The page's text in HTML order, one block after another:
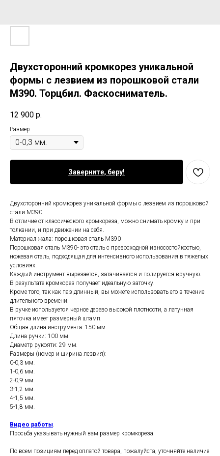
Двухсторонний кромкорез уникальной
формы с лезвием из порошковой стали
М390. Торцбил. Фаскосниматель.
12 900 р.
Размер
Заверните, беру!
Двухсторонний кромкорез уникальной формы с лезвием из порошковой
стали М390
В отличие от классического кромкореза, можно снимать кромку и при
толкании, и при движении на себя.
Материал жала: порошковая сталь М390
Порошковая сталь М390- это сталь с превосходной износостойкостью,
ножевая сталь, подходящая для интенсивного использования в тяжелых
условиях.
Каждый инструмент вырезается, затачивается и полируется вручную.
В результате кромкорез получает идеальную заточку.
Кроме того, так как паз длинный, вы можете использовать его в течение
длительного времени.
В ручке используется черное дерево высокой плотности, а латунная
пяточка имеет размерный штамп.
Общая длина инструмента: 150 мм.
Длина ручки: 100 мм.
Диаметр рукояти: 29 мм.
Размеры (номер и ширина лезвия):
0-0,3 мм.
1-0,6 мм.
2-0,9 мм.
3-1,2 мм.
4-1,5 мм.
5-1,8 мм.
Видео работы.
Просьба указывать нужный вам размер кромкореза.
По всем позициям перед оплатой товара, пожалуйста, уточняйте наличие